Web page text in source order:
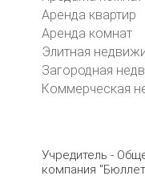
Аренда квартир
Аренда комнат
Элитная
Загородная
Коммерческая
Учредитель -
компания